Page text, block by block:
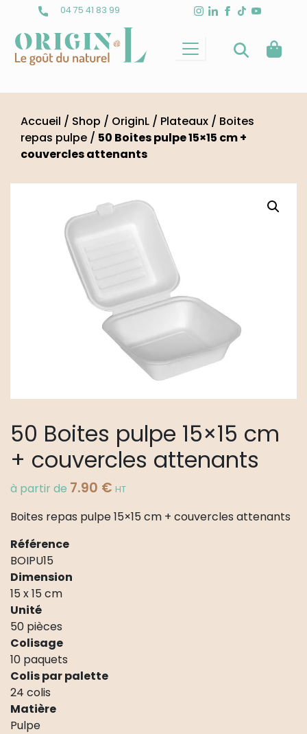
content
04 75 41 83 99
Accueil / Shop / OriginL / Plateaux / Boites
repas pulpe / 50 Boites pulpe 15×15 cm +
couvercles attenants
50 Boites pulpe 15×15 cm
+ couvercles attenants
à partir de 7.90 € HT
Boites repas pulpe 15×15 cm + couvercles attenants
Référence
BOIPU15
Dimension
15 x 15 cm
Unité
50 pièces
Colisage
10 paquets
Colis par palette
24 colis
Matière
Pulpe